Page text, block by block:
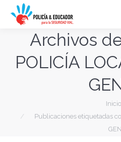
Archivos
POLICÍA
Inicio
Publicaciones etiquetadas